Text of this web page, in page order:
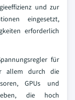
und zur
eingesetzt,
erforderlich
für
allem durch die
GPUs und
die hoch